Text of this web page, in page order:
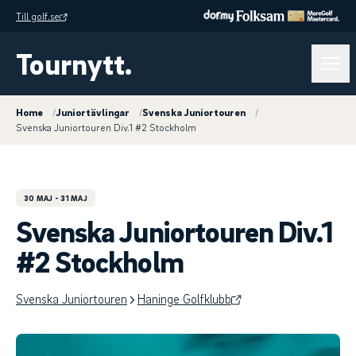
Till golf.se
Tournytt.
Home /Juniortävlingar /Svenska Juniortouren
/
Svenska Juniortouren Div.1 #2 Stockholm
30 MAJ - 31 MAJ
Svenska Juniortouren Div.1
#2 Stockholm
Svenska Juniortouren Haninge Golfklubb